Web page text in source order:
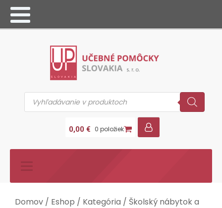
Products
search
0,00 € 0 položiek
Domov / Eshop / Kategória / Školský nábytok a